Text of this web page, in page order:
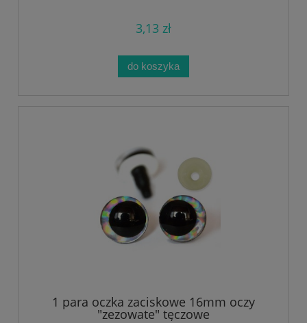
3,13 zł
do koszyka
1 para oczka zaciskowe 16mm oczy
"zezowate" tęczowe